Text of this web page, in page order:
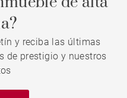
y reciba las últimas
de prestigio y nuestros